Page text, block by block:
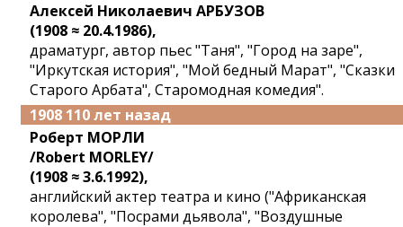
Алексей Николаевич АРБУЗОВ
(1908 ≈ 20.4.1986),
драматург, автор пьес "Таня", "Город на заре",
"Иркутская история", "Мой бедный Марат", "Сказки
Старого Арбата", Старомодная комедия".
1908 110 лет назад
Роберт МОРЛИ
/Robert MORLEY/
(1908 ≈ 3.6.1992),
английский актер театра и кино ("Африканская
королева", "Посрами дьявола", "Воздушные